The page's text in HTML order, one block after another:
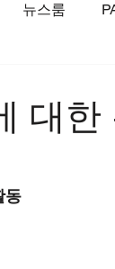
뉴스룸
대한
동